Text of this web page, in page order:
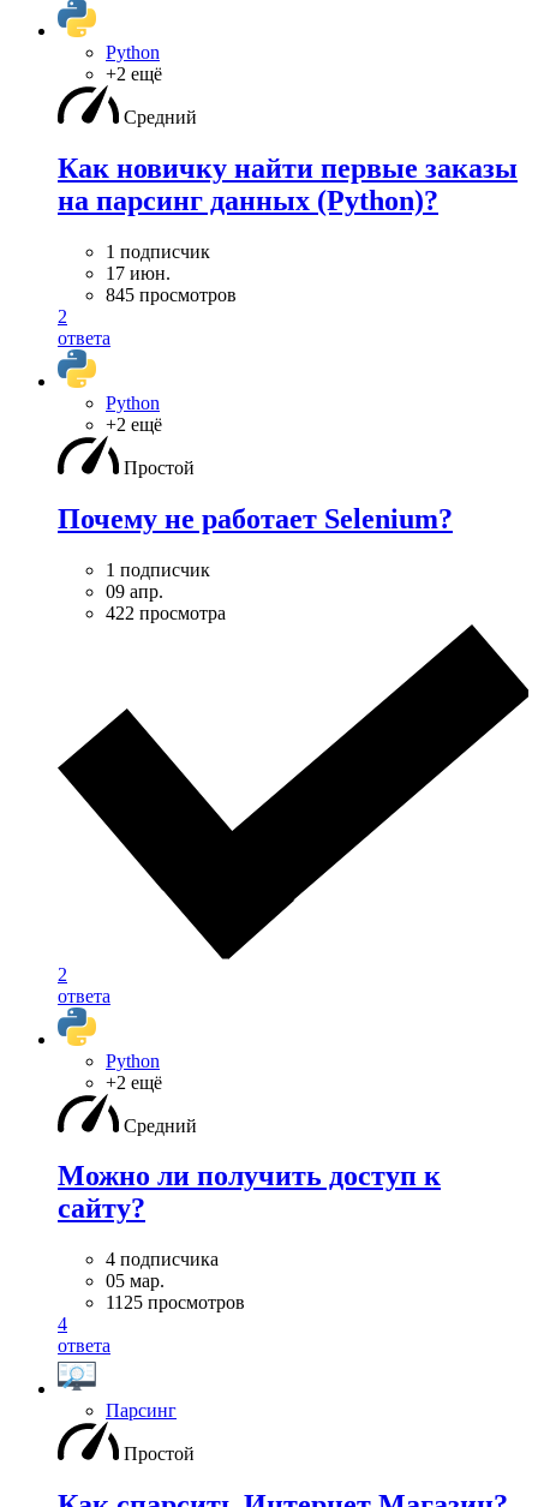
Python
+2 ещё
Средний
Как новичку найти первые заказы
на парсинг данных (Python)?
1 подписчик
17 июн.
845 просмотров
2
ответа
Python
+2 ещё
Простой
Почему не работает Selenium?
1 подписчик
09 апр.
422 просмотра
2
ответа
Python
+2 ещё
Средний
Можно ли получить доступ к
сайту?
4 подписчика
05 мар.
1125 просмотров
4
ответа
Парсинг
Простой